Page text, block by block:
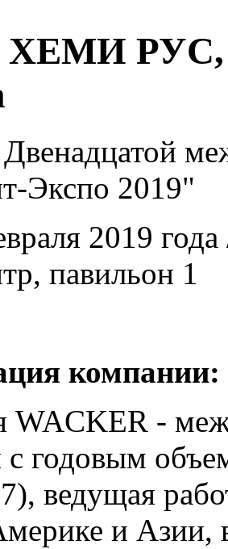
РУС,
Экспо 2019"
2019
павильон 1
компании:
WACKER -
с годовым
ведущая
и Азии,